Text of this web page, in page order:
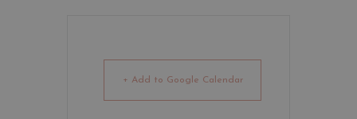
+ Add to Google Calendar